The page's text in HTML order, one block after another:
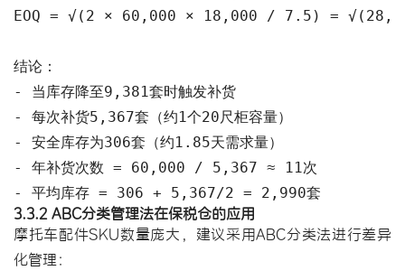
EOQ = √(2 × 60,000 × 18,000 / 7.5) =
结论：
- 当库存降至9,381套时触发补货
- 每次补货5,367套（约1个20尺柜容量）
- 安全库存为306套（约1.85天需求量）
- 年补货次数 = 60,000 / 5,367 ≈ 11次
- 平均库存 = 306 + 5,367/2 = 2,990套
3.3.2 ABC分类管理法在保税仓的应用
摩托车配件SKU数量庞大，建议采用ABC分类法进行差异
化管理：